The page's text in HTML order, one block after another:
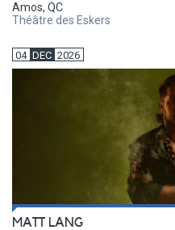
Amos, QC
Théâtre des Eskers
04 DEC 2026
MATT LANG